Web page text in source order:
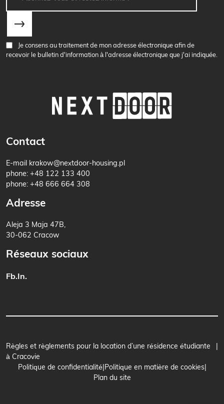
Je consens au traitement de mon adresse électronique afin de
recevoir le bulletin d'information à l'adresse électronique que j'ai indiquée.
Contact
E-mail krakow@nextdoor-housing.pl
phone: +48 122 133 400
phone: +48 666 664 308
Adresse
Aleja 3 Maja 47B,
30-062 Cracow
Réseaux sociaux
Fb. In.
Règles et règlements pour la location d’une résidence étudiante
à Cracovie
Politique de confidentialité Politique en matière de cookies
Plan du site